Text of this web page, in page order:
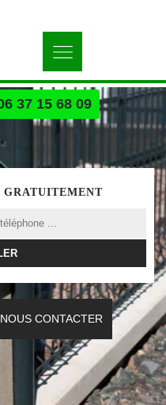
37 15 68 09
GRATUITEMENT
NOUS CONTACTER